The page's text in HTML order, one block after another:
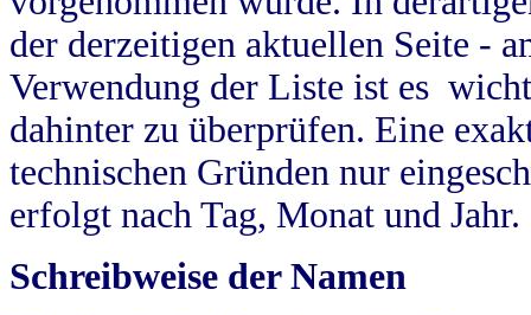
der derzeitigen aktuellen Seite -
Verwendung der Liste ist es
dahinter zu überprüfen. Eine
technischen Gründen nur
erfolgt nach Tag, Monat und Jahr.
Schreibweise der Namen